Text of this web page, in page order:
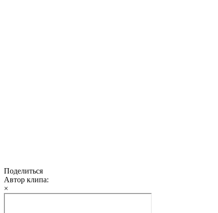
Поделиться
Автор клипа:
×